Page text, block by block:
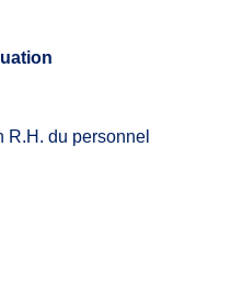
R.H. du personnel